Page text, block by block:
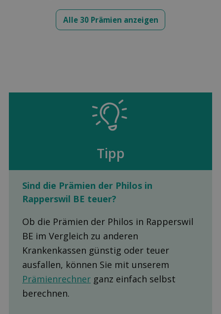
Alle 30 Prämien anzeigen
Tipp
Sind die Prämien der Philos in
Rapperswil BE teuer?
Ob die Prämien der Philos in Rapperswil
BE im Vergleich zu anderen
Krankenkassen günstig oder teuer
ausfallen, können Sie mit unserem
Prämienrechner ganz einfach selbst
berechnen.